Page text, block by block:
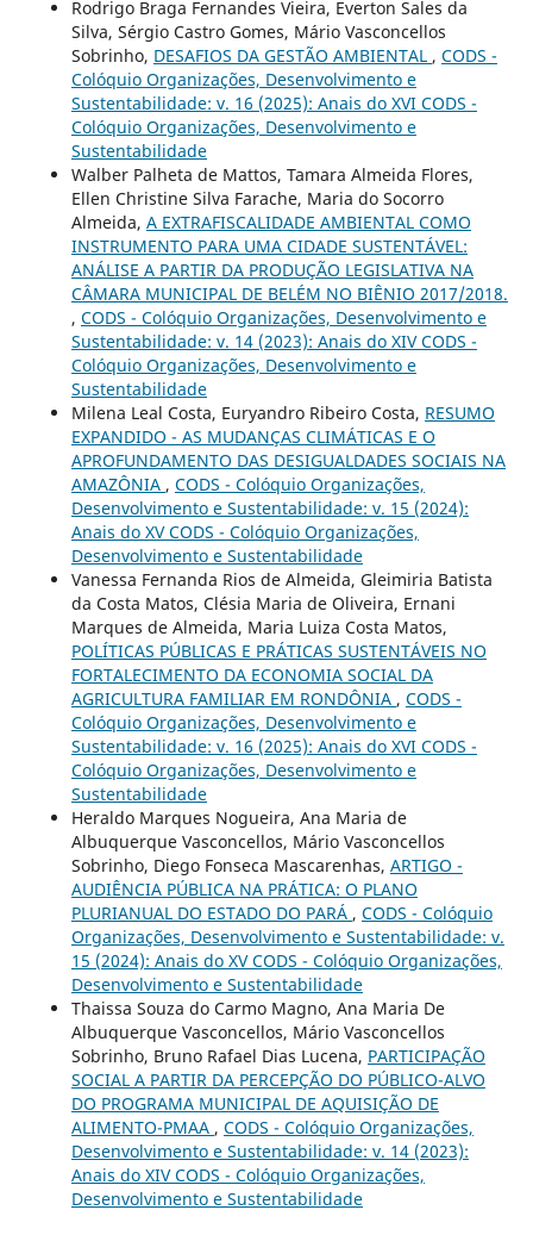
Rodrigo Braga Fernandes Vieira, Everton Sales da
Silva, Sérgio Castro Gomes, Mário Vasconcellos
Sobrinho, DESAFIOS DA GESTÃO AMBIENTAL , CODS -
Colóquio Organizações, Desenvolvimento e
Sustentabilidade: v. 16 (2025): Anais do XVI CODS -
Colóquio Organizações, Desenvolvimento e
Sustentabilidade
Walber Palheta de Mattos, Tamara Almeida Flores,
Ellen Christine Silva Farache, Maria do Socorro
Almeida, A EXTRAFISCALIDADE AMBIENTAL COMO
INSTRUMENTO PARA UMA CIDADE SUSTENTÁVEL:
ANÁLISE A PARTIR DA PRODUÇÃO LEGISLATIVA NA
CÂMARA MUNICIPAL DE BELÉM NO BIÊNIO 2017/2018.
, CODS - Colóquio Organizações, Desenvolvimento e
Sustentabilidade: v. 14 (2023): Anais do XIV CODS -
Colóquio Organizações, Desenvolvimento e
Sustentabilidade
Milena Leal Costa, Euryandro Ribeiro Costa, RESUMO
EXPANDIDO - AS MUDANÇAS CLIMÁTICAS E O
APROFUNDAMENTO DAS DESIGUALDADES SOCIAIS NA
AMAZÔNIA , CODS - Colóquio Organizações,
Desenvolvimento e Sustentabilidade: v. 15 (2024):
Anais do XV CODS - Colóquio Organizações,
Desenvolvimento e Sustentabilidade
Vanessa Fernanda Rios de Almeida, Gleimiria Batista
da Costa Matos, Clésia Maria de Oliveira, Ernani
Marques de Almeida, Maria Luiza Costa Matos,
POLÍTICAS PÚBLICAS E PRÁTICAS SUSTENTÁVEIS NO
FORTALECIMENTO DA ECONOMIA SOCIAL DA
AGRICULTURA FAMILIAR EM RONDÔNIA , CODS -
Colóquio Organizações, Desenvolvimento e
Sustentabilidade: v. 16 (2025): Anais do XVI CODS -
Colóquio Organizações, Desenvolvimento e
Sustentabilidade
Heraldo Marques Nogueira, Ana Maria de
Albuquerque Vasconcellos, Mário Vasconcellos
Sobrinho, Diego Fonseca Mascarenhas, ARTIGO -
AUDIÊNCIA PÚBLICA NA PRÁTICA: O PLANO
PLURIANUAL DO ESTADO DO PARÁ , CODS - Colóquio
Organizações, Desenvolvimento e Sustentabilidade: v.
15 (2024): Anais do XV CODS - Colóquio Organizações,
Desenvolvimento e Sustentabilidade
Thaissa Souza do Carmo Magno, Ana Maria De
Albuquerque Vasconcellos, Mário Vasconcellos
Sobrinho, Bruno Rafael Dias Lucena, PARTICIPAÇÃO
SOCIAL A PARTIR DA PERCEPÇÃO DO PÚBLICO-ALVO
DO PROGRAMA MUNICIPAL DE AQUISIÇÃO DE
ALIMENTO-PMAA , CODS - Colóquio Organizações,
Desenvolvimento e Sustentabilidade: v. 14 (2023):
Anais do XIV CODS - Colóquio Organizações,
Desenvolvimento e Sustentabilidade